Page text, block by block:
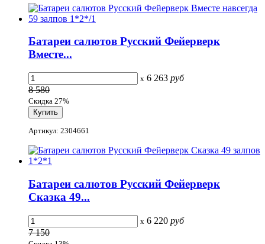
Батареи салютов Русский Фейерверк
Вместе...
x 6 263 руб
8 580
Скидка 27%
Артикул: 2304661
Батареи салютов Русский Фейерверк
Сказка 49...
x 6 220 руб
7 150